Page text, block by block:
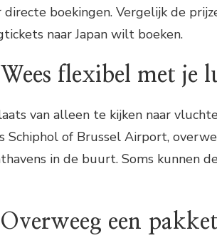
directe boekingen. Vergelijk de
naar Japan wilt boeken.
flexibel met je
van alleen te kijken naar
Schiphol of Brussel Airport,
in de buurt. Soms kunnen
een